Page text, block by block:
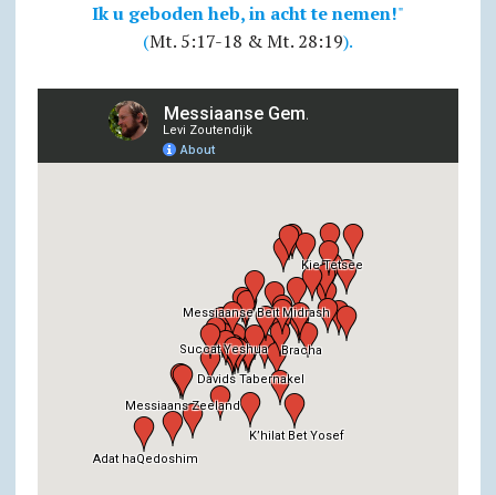
Ik u geboden heb, in acht te nemen!"
(Mt. 5:17-18 & Mt. 28:19).